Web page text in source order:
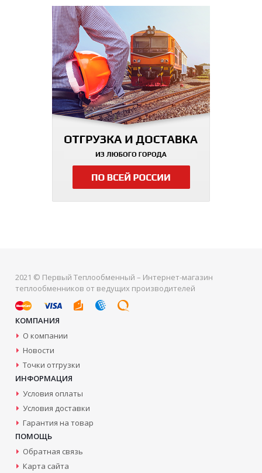
2021 © Первый Теплообменный – Интернет-магазин
теплообменников от ведущих производителей
КОМПАНИЯ
О компании
Новости
Точки отгрузки
ИНФОРМАЦИЯ
Условия оплаты
Условия доставки
Гарантия на товар
ПОМОЩЬ
Обратная связь
Карта сайта